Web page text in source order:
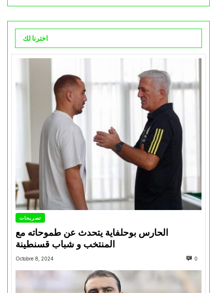
اخترنا لك
تصريحات
الحارس بوحلفاية يتحدث عن طموحاته مع
المنتخب و شباب قسنطينة
Octobre 8, 2024 0